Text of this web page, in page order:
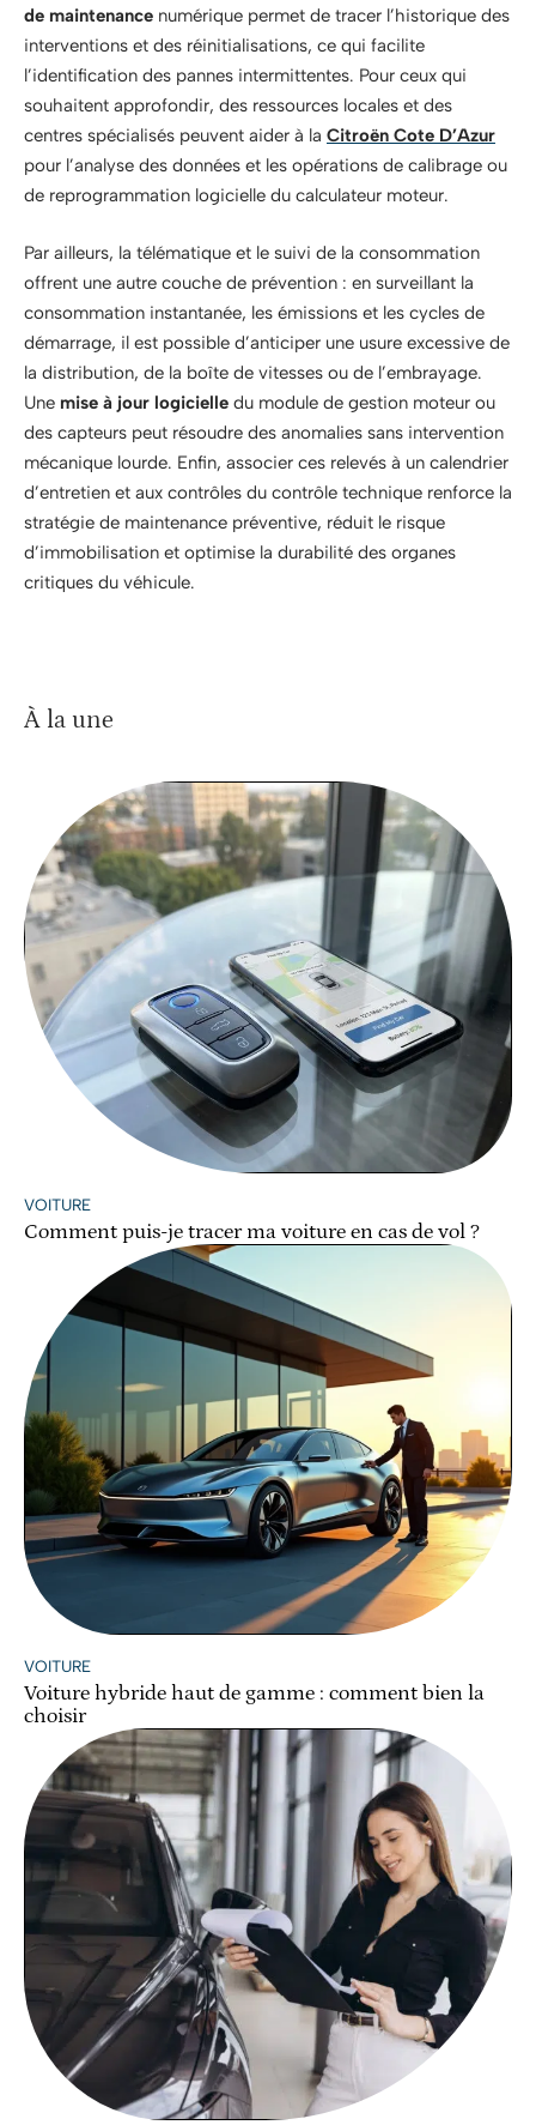
de maintenance numérique permet de tracer l’historique des
interventions et des réinitialisations, ce qui facilite
l’identification des pannes intermittentes. Pour ceux qui
souhaitent approfondir, des ressources locales et des
centres spécialisés peuvent aider à la Citroën Cote D’Azur
pour l’analyse des données et les opérations de calibrage ou
de reprogrammation logicielle du calculateur moteur.
Par ailleurs, la télématique et le suivi de la consommation
offrent une autre couche de prévention : en surveillant la
consommation instantanée, les émissions et les cycles de
démarrage, il est possible d’anticiper une usure excessive de
la distribution, de la boîte de vitesses ou de l’embrayage.
Une mise à jour logicielle du module de gestion moteur ou
des capteurs peut résoudre des anomalies sans intervention
mécanique lourde. Enfin, associer ces relevés à un calendrier
d’entretien et aux contrôles du contrôle technique renforce la
stratégie de maintenance préventive, réduit le risque
d’immobilisation et optimise la durabilité des organes
critiques du véhicule.
À la une
VOITURE
Comment puis-je tracer ma voiture en cas de vol ?
VOITURE
Voiture hybride haut de gamme : comment bien la
choisir